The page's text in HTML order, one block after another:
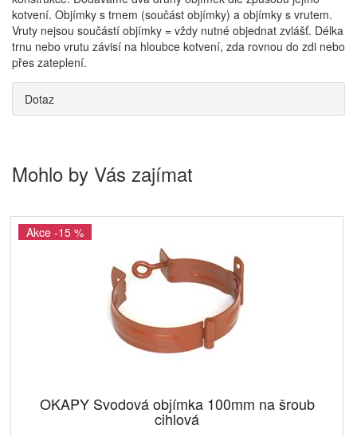
kotvení. Objímky s trnem (součást objímky) a objímky s vrutem.
Vruty nejsou součástí objímky = vždy nutné objednat zvlášť. Délka
trnu nebo vrutu závisí na hloubce kotvení, zda rovnou do zdi nebo
přes zateplení.
Dotaz
Mohlo by Vás zajímat
Akce -15 %
OKAPY Svodová objímka 100mm na šroub
cihlová